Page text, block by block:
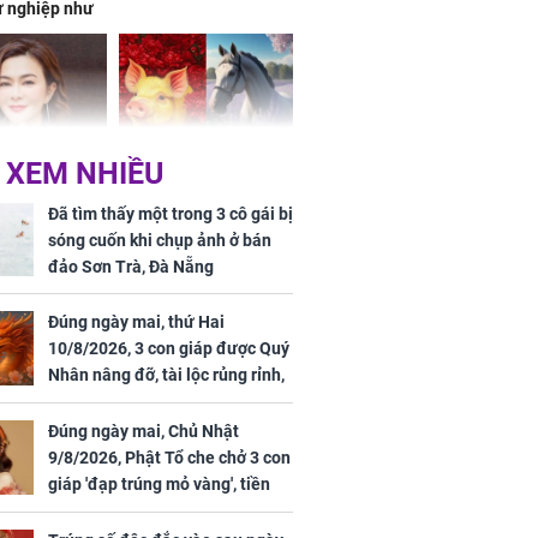
nghiệp như
Rồng', vét
trong thiên
nhân Hồng
Chi Lâm
tin yêu trai
tuổi
Tử vi tuần mới (từ 10
đến 16/8/2026), 3 con
giáp mưa thuận gió
hòa, tiền về như nước,
bạc vàng dư dả, Phú
Quý Vinh Hoa, vận
trình khai sáng
vé,
vượt 8.600
NHIỀU
Đã tìm thấy một trong 3 cô gái bị
sóng cuốn khi chụp ảnh ở bán
đảo Sơn Trà, Đà Nẵng
Đúng ngày mai, thứ Hai
10/8/2026, 3 con giáp được Quý
Nhân nâng đỡ, tài lộc rủng rỉnh,
yên tâm hưởng vinh hoa Phú
Quý
Đúng ngày mai, Chủ Nhật
9/8/2026, Phật Tổ che chở 3 con
giáp 'đạp trúng mỏ vàng', tiền
bạc nhiều như lá sung, sự